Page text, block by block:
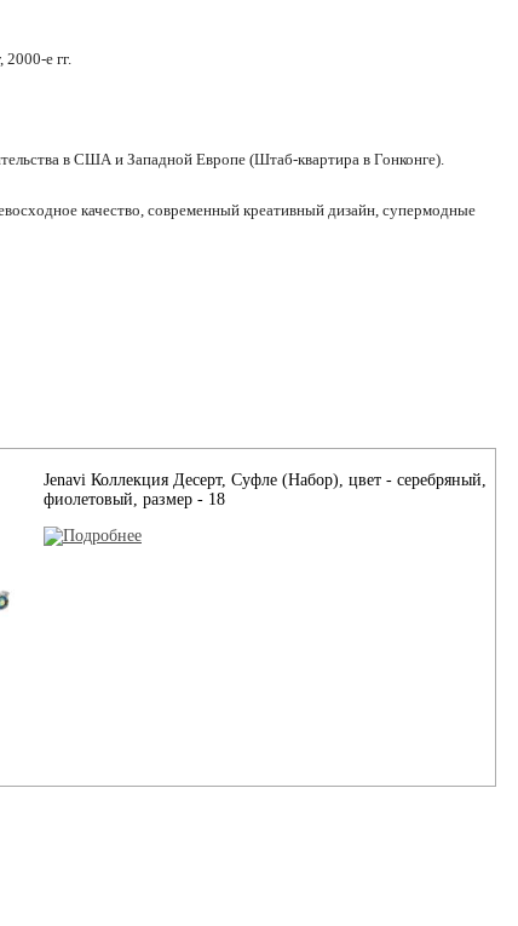
е гг.
в США и Западной Европе (Штаб-квартира в Гонконге).
качество, современный креативный дизайн, супермодные
Jenavi Коллекция Десерт, Суфле (Набор), цвет - серебряный,
фиолетовый, размер - 18